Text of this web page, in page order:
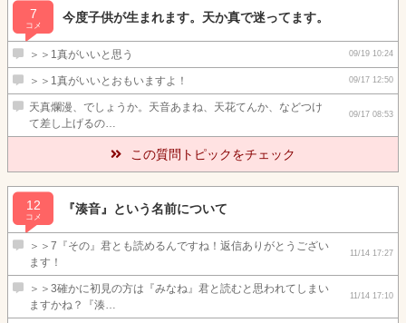
7
コメ
今度子供が生まれます。天か真で迷ってます。
＞＞1真がいいと思う 09/19 10:24
＞＞1真がいいとおもいますよ！ 09/17 12:50
天真爛漫、でしょうか。天音あまね、天花てんか、などつけ
て差し上げるの…
09/17 08:53
この質問トピックをチェック
12
コメ
『湊音』という名前について
＞＞7『その』君とも読めるんですね！返信ありがとうござい
ます！
11/14 17:27
＞＞3確かに初見の方は『みなね』君と読むと思われてしまい
ますかね？『湊…
11/14 17:10